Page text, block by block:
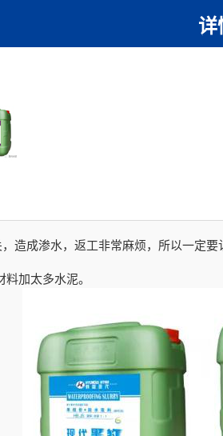
详
造成渗水，返工非常麻烦，所以一定要
加太多水泥。